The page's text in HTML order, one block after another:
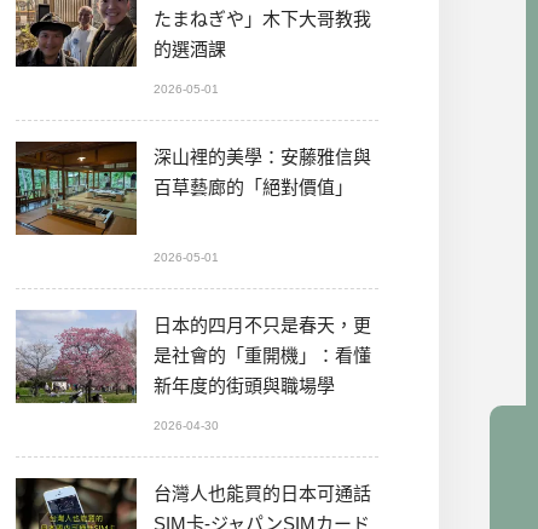
たまねぎや」木下大哥教我
的選酒課
2026-05-01
深山裡的美學：安藤雅信與
百草藝廊的「絕對價值」
2026-05-01
日本的四月不只是春天，更
是社會的「重開機」：看懂
新年度的街頭與職場學
2026-04-30
台灣人也能買的日本可通話
SIM卡-ジャパンSIMカード